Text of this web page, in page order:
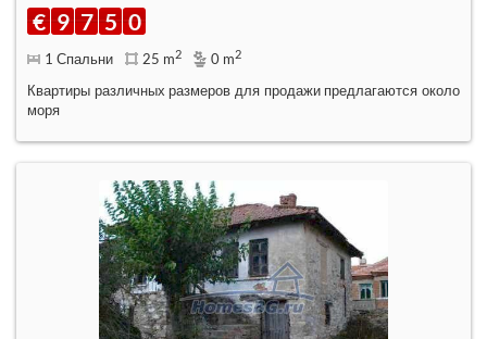
€ 9 7 5 0
1 Спальни 25 m2 0 m2
Квартиры различных размеров для продажи предлагаются около
моря